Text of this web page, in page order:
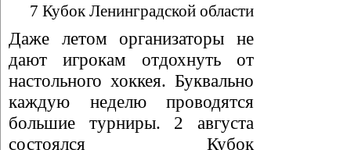
7 Кубок Ленинградской области
Даже летом организаторы не
дают игрокам отдохнуть от
настольного хоккея. Буквально
каждую неделю проводятся
большие турниры. 2 августа
состоялся Кубок